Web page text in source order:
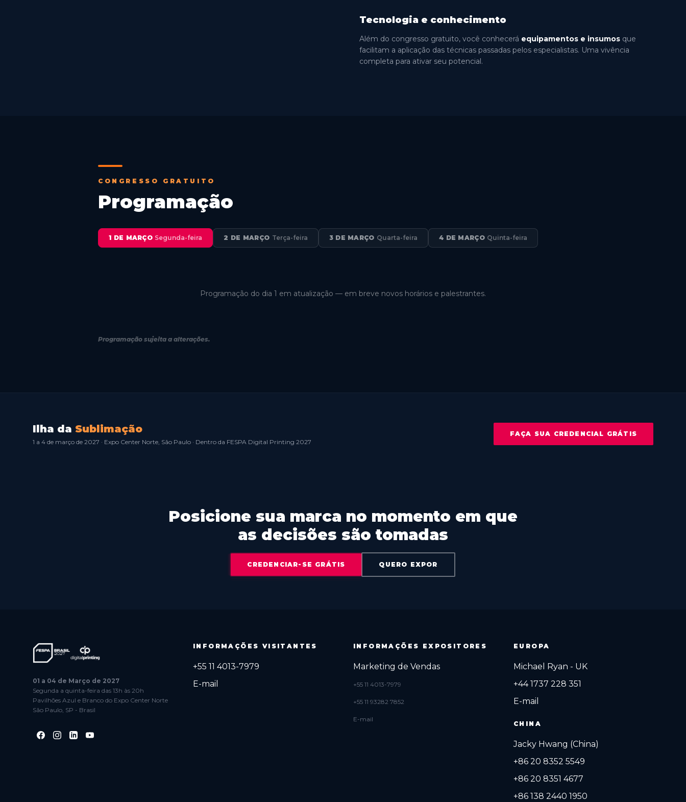
Tecnologia e conhecimento
Além do congresso gratuito, você conhecerá equipamentos e insumos que
facilitam a aplicação das técnicas passadas pelos especialistas. Uma vivência
completa para ativar seu potencial.
CONGRESSO GRATUITO
Programação
1 DE MARÇO Segunda-feira 2 DE MARÇO Terça-feira 3 DE MARÇO Quarta-feira 4 DE MARÇO Quinta-feira
Programação do dia 1 em atualização — em breve novos horários e palestrantes.
Programação sujeita a alterações.
Ilha da Sublimação
1 a 4 de março de 2027 · Expo Center Norte, São Paulo · Dentro da FESPA Digital Printing 2027
FAÇA SUA CREDENCIAL GRÁTIS
Posicione sua marca no momento em que
as decisões são tomadas
CREDENCIAR-SE GRÁTIS QUERO EXPOR
01 a 04 de Março de 2027
Segunda a quinta-feira das 13h às 20h
Pavilhões Azul e Branco do Expo Center Norte
São Paulo, SP - Brasil
INFORMAÇÕES VISITANTES
+55 11 4013-7979
E-mail
INFORMAÇÕES EXPOSITORES
Marketing de Vendas
+55 11 4013-7979
+55 11 93282 7852
E-mail
EUROPA
Michael Ryan - UK
+44 1737 228 351
E-mail
CHINA
Jacky Hwang (China)
+86 20 8352 5549
+86 20 8351 4677
+86 138 2440 1950